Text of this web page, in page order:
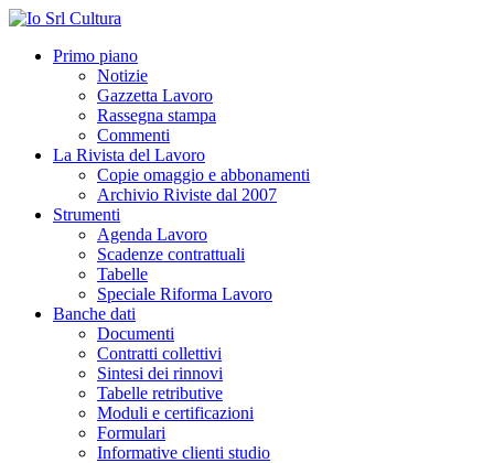
Primo piano
Notizie
Gazzetta Lavoro
Rassegna stampa
Commenti
La Rivista del Lavoro
Copie omaggio e abbonamenti
Archivio Riviste dal 2007
Strumenti
Agenda Lavoro
Scadenze contrattuali
Tabelle
Speciale Riforma Lavoro
Banche dati
Documenti
Contratti collettivi
Sintesi dei rinnovi
Tabelle retributive
Moduli e certificazioni
Formulari
Informative clienti studio